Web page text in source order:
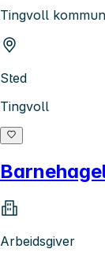
Tingvoll
Sted
Tingvoll
Arbeidsgiver